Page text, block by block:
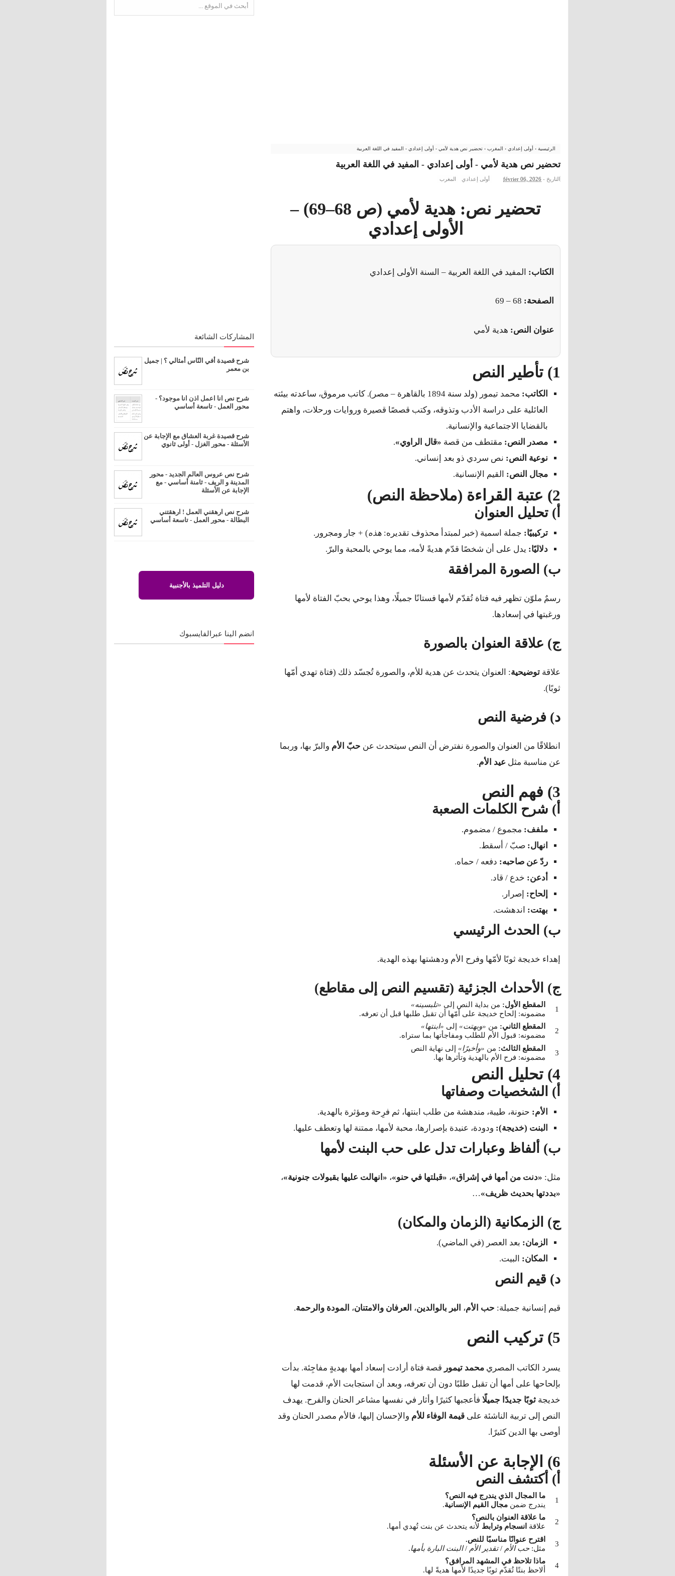
الرئيسية › أولى إعدادي › المغرب › تحضير نص هدية لأمي - أولى إعدادي - المفيد في اللغة العربية
تحضير نص هدية لأمي - أولى إعدادي - المفيد في اللغة العربية
التاريخ - février 06, 2026 أولى إعدادي المغرب
تحضير نص: هدية لأمي (ص 68–69) –
الأولى إعدادي
الكتاب: المفيد في اللغة العربية – السنة الأولى إعدادي
الصفحة:
عنوان النص: هدية لأمي
1) تأطير النص
الكاتب:
محمد تيمور (ولد سنة 1894 بالقاهرة – مصر). كاتب مرموق، ساعدته بيئته
العائلية على دراسة الأدب وتذوقه، وكتب قصصًا قصيرة وروايات ورحلات، واهتم
بالقضايا الاجتماعية والإنسانية.
مصدر النص: مقتطف من قصة «قال الراوي».
نوعية النص: نص سردي ذو بعد إنساني.
مجال النص: القيم الإنسانية.
2) عتبة القراءة (ملاحظة النص)
أ) تحليل العنوان
تركيبيًا: جملة اسمية (خبر لمبتدأ محذوف تقديره:هذه) + جار ومجرور.
دلاليًا: يدل على أن شخصًا قدّم هديةً لأمه، مما يوحي بالمحبة والبرّ.
ب) الصورة المرافقة
رسمٌ ملوّن تظهر فيه فتاة تُقدّم لأمها فستانًا جميلًا، وهذا يوحي بحبّ الفتاة لأمها
ورغبتها في إسعادها.
ج) علاقة العنوان بالصورة
علاقة توضيحية: العنوان يتحدث عن هدية للأم، والصورة تُجسّد ذلك (فتاة تهدي أمّها
ثوبًا).
د) فرضية النص
انطلاقًا من العنوان والصورة نفترض أن النص سيتحدث عن حبّ الأم والبرّ بها، وربما
عن مناسبة مثل عيد الأم.
3) فهم النص
أ) شرح الكلمات الصعبة
ملفف: مجموع / مضموم.
انهال: صبّ / أسقط.
ردّ عن صاحبه: دفعه / حماه.
أدعن: خدع / قاد.
إلحاح: إصرار.
بهتت: اندهشت.
ب) الحدث الرئيسي
إهداء خديجة ثوبًا لأمّها وفرح الأم ودهشتها بهذه الهدية.
ج) الأحداث الجزئية (تقسيم النص إلى مقاطع)
المقطع الأول: من بداية النص إلى «تلبسينه»
مضمونه: إلحاح خديجة على أمّها أن تقبل طلبها قبل أن تعرفه.
المقطع الثاني: من «وبهتت» إلى «ابنتها»
مضمونه: قبول الأم للطلب ومفاجأتها بما ستراه.
المقطع الثالث: من «وأخيرًا» إلى نهاية النص
مضمونه: فرح الأم بالهدية وتأثرها بها.
4) تحليل النص
أ) الشخصيات وصفاتها
الأم: حنونة، طيبة، مندهشة من طلب ابنتها، ثم فرِحة ومؤثرة بالهدية.
البنت (خديجة): ودودة، عنيدة بإصرارها، محبة لأمها، ممتنة لها وتعطف عليها.
ب) ألفاظ وعبارات تدل على حب البنت لأمها
مثل: «دنت من أمها في إشراق»، «قبلتها في حنو»، «انهالت عليها بقبولات جنونية»،
«بددتها بحديث ظريف»…
ج) الزمكانية (الزمان والمكان)
الزمان: بعد العصر (في الماضي).
المكان: البيت.
د) قيم النص
قيم إنسانية جميلة: حب الأم، البر بالوالدين، العرفان والامتنان، المودة والرحمة.
5) تركيب النص
يسرد الكاتب المصري محمد تيمور قصة فتاة أرادت إسعاد أمها بهديةٍ مفاجِئة. بدأت
بإلحاحها على أمها أن تقبل طلبًا دون أن تعرفه، وبعد أن استجابت الأم، قدمت لها
خديجة ثوبًا جديدًا جميلًا فأعجبها كثيرًا وأثار في نفسها مشاعر الحنان والفرح. يهدف
النص إلى تربية الناشئة على قيمة الوفاء للأم والإحسان إليها، فالأم مصدر الحنان وقد
أوصى بها الدين كثيرًا.
6) الإجابة عن الأسئلة
أ) أكتشف النص
ما المجال الذي يندرج فيه النص؟
يندرج ضمن مجال القيم الإنسانية.
ما علاقة العنوان بالنص؟
علاقة انسجام وترابط لأنه يتحدث عن بنت تُهدي أمها.
اقترح عنوانًا مناسبًا للنص.
مثل:حب الأم /تقدير الأم /البنت البارة بأمها.
ماذا تلاحظ في المشهد المرافق؟
ألاحظ بنتًا تُقدّم ثوبًا جديدًا لأمها هديةً لها.
المشاركات الشائعة
شرح قصيدة أفي النّاس أمثالي ؟ | جميل
بن معمر
شرح نص انا اعمل اذن انا موجود؟ -
محور العمل - تاسعة أساسي
شرح قصيدة غربة العشاق مع الإجابة عن
الأسئلة - محور الغزل - أولى ثانوي
شرح نص عروس العالم الجديد - محور
المدينة و الريف - ثامنة أساسي - مع
الإجابة عن الأسئلة
شرح نص ارهقني العمل ! ارهقتني
البطالة - محور العمل - تاسعة أساسي
دليل التلميذ بالأجنبية
انضم الينا عبرالفايسبوك